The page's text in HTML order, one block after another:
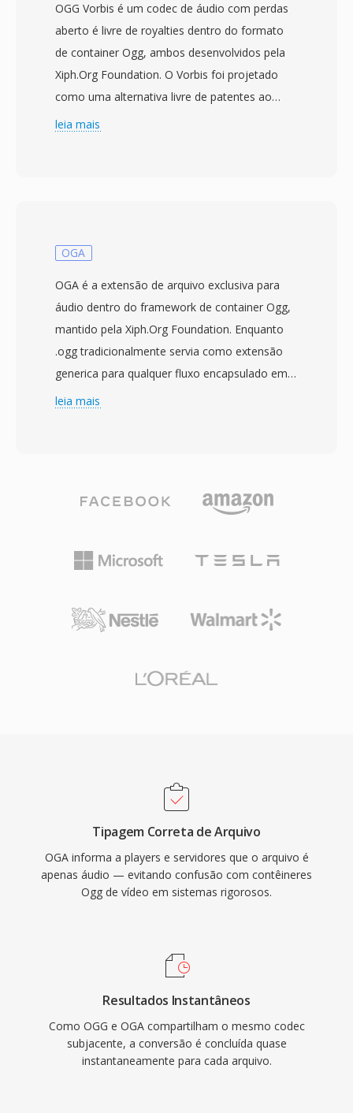
OGG Vorbis é um codec de áudio com perdas
aberto é livre de royalties dentro do formato
de container Ogg, ambos desenvolvidos pela
Xiph.Org Foundation. O Vorbis foi projetado
como uma alternativa livre de patentes ao
MP3 e AAC, usando codificação de
oferece qualidade perceptual equivalente ou
96-192 kbps. O formato suporta taxas de
amostragem de 8 kHz a 192 kHz é de 1 a 255
canais, cobrindo tudo, desde voz mono até
mixagens surround. Uma vantagem de
destaque é a ausencia total de taxas de
licenciamento — desenvolvedores de jogos,
dependeu do Vorbis por anos como seu codec
primario de streaming exatamente por esse
degradação de qualidade em taxas de bits
concorrentes, razão pela qual permanece
popular em videogames onde o
efeitos sonoros competem por espaço. VLC,
leia mais
OGA
OGA é a extensão de arquivo exclusiva para
áudio dentro do framework de container Ogg,
mantido pela Xiph.Org Foundation. Enquanto
.ogg tradicionalmente servia como extensão
generica para qualquer fluxo encapsulado em
Ogg, a introducao do .oga em 2007 trouxe
Speex ou Opus — o container é agnostico em
transporte com suporte a fluxos logicos
encadeados é busca baseada em granulos. Um
aplicativos que encontram a extensão .oga
em tempos de carregamento mais rápidos é
licenciamento de patentes que afetam
formatos proprietários. O formato suporta
metadados de comentarios Vorbis para
etiquetar artista, álbum é informações de faixa
de forma padronizada. O OGA é reproduzido
nativamente no Firefox, navegadores
escolha prática para distribuição de áudio na
leia mais
Tipagem Correta de Arquivo
OGA informa a players e servidores que o arquivo é
apenas áudio — evitando confusão com contêineres
Ogg de vídeo em sistemas rigorosos.
Resultados Instantâneos
Como OGG e OGA compartilham o mesmo codec
subjacente, a conversão é concluída quase
instantaneamente para cada arquivo.